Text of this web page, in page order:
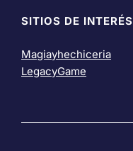
SITIOS DE INTERÉS
Magiayhechiceria
LegacyGame